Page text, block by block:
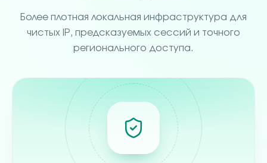
Более плотная локальная инфраструктура для
чистых IP, предсказуемых сессий и точного
регионального доступа.